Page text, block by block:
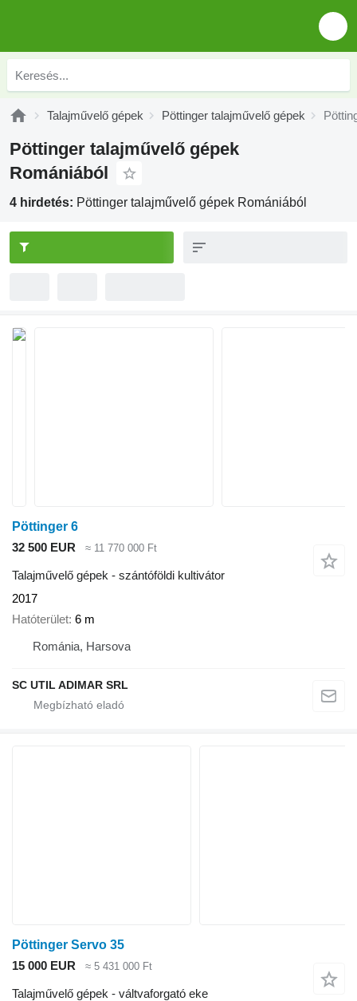
Talajművelő gépek Pöttinger talajművelő gépek
Pöttinger talajművelő gépek
Romániából
4 hirdetés: Pöttinger talajművelő gépek Romániából
Pöttinger 6
32 500 EUR
≈ 11 770 000 Ft
Talajművelő gépek - szántóföldi kultivátor
2017
Hatóterület 6 m
Románia, Harsova
SC UTIL ADIMAR SRL
Pöttinger Servo 35
15 000 EUR
≈ 5 431 000 Ft
Talajművelő gépek - váltvaforgató eke